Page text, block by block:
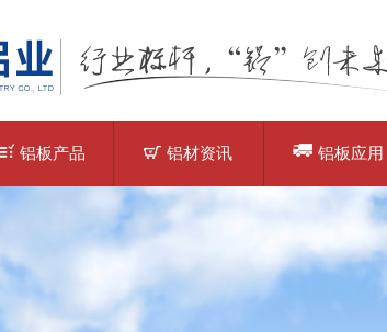
铝板产品 铝材资讯 铝板应用